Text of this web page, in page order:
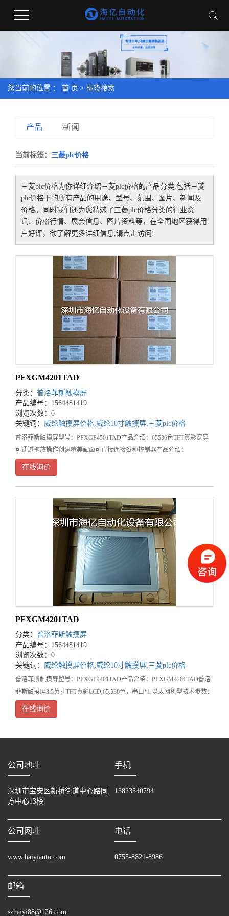
您当前的位置 ： 首 页 > 标签搜索
产品 新闻
当前标签： 三菱plc价格
三菱plc价格为你详细介绍三菱plc价格的产品分类,包括三菱
plc价格 下的所有产品的用途、型号、范围、图片、新闻及
价格。同时我们还为您精选了 三菱plc价格分类的行业资
讯、价格行情、展会信息、图片资料等，在全国地区获得用
户好评，欲了解更多详细信息,请点击访问!
PFXGM4201TAD
分类： 普洛菲斯触摸屏
产品编号：1564481419
浏览次数：0
关键词： 威纶触摸屏价格,威纶10寸触摸屏,三菱plc价格
普洛菲斯触摸屏型号：PFXGP4501TAD产品介绍：65536色TFT真彩宽屏
可通过拖放操作创建精美画面可直接连接各种控制器产品介绍：
PFXGM4201TAD普洛菲斯触摸屏3.5英寸TFT真彩LCD,65.536
在线询价
PFXGM4201TAD
分类： 普洛菲斯触摸屏
产品编号：1564481419
浏览次数：0
关键词： 威纶触摸屏价格,威纶10寸触摸屏,三菱plc价格
普洛菲斯触摸屏型号：PFXGP4401TAD产品介绍：PFXGM4201TAD普洛
菲斯触摸屏3.5英寸TFT真彩LCD,65.536色，串口*1,以太网机型技术参数：
输入方式：触摸屏输入显示器尺寸：3.5分辨率：6
在线询价
公司地址
深圳市宝安区新桥街道中心路同
方中心13楼
手机
13823540794
公司网址
www.haiyiauto.com
电话
0755-8821-8986
邮箱
szhaiyi88@126.com